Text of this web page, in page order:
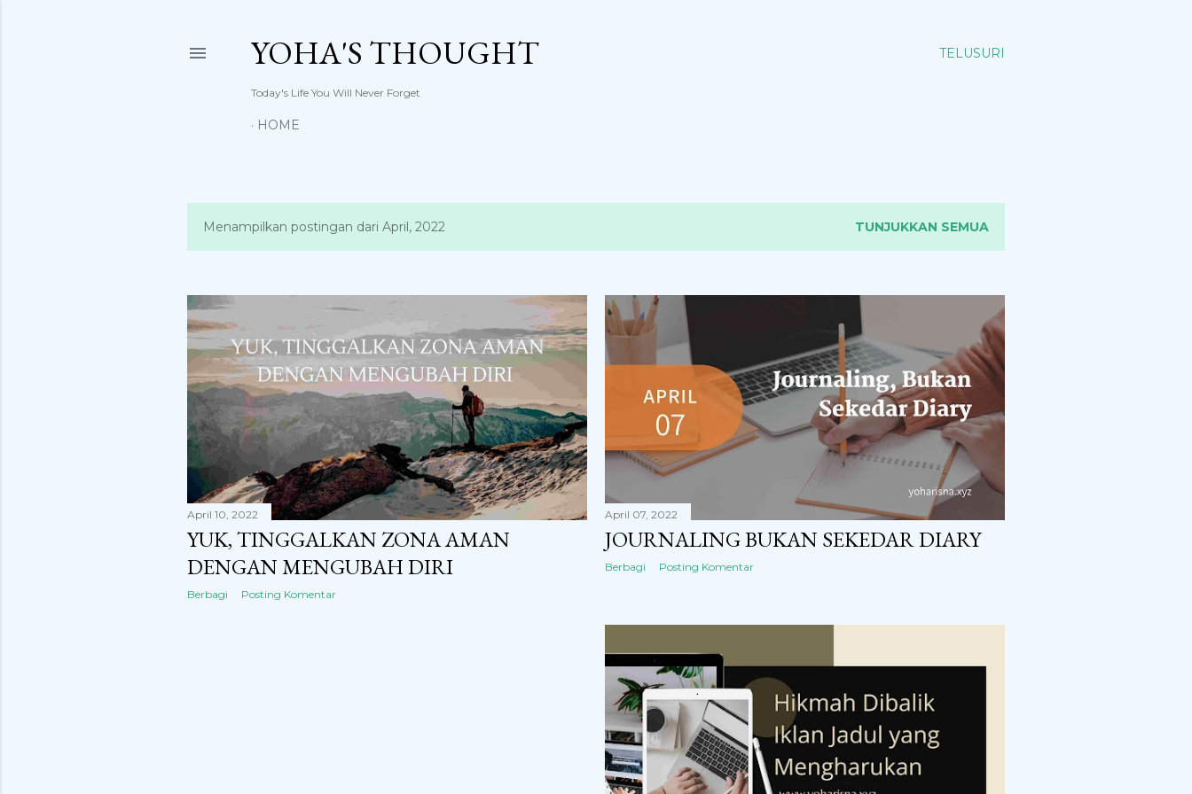
TELUSURI
YOHA'S THOUGHT
Today's Life You Will Never Forget
HOME
P
s
t
i
n
g
a
n
Menampilkan postingan dari April, 2022 TUNJUKKAN SEMUA
April 10, 2022
YUK, TINGGALKAN ZONA AMAN
DENGAN MENGUBAH DIRI
Berbagi Posting Komentar
April 07, 2022
JOURNALING BUKAN SEKEDAR DIARY
Berbagi Posting Komentar